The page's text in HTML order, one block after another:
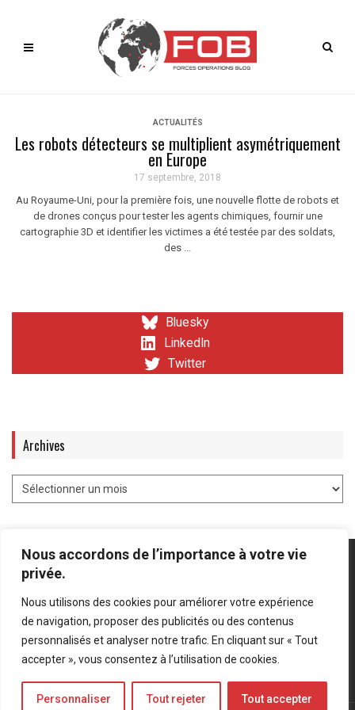
Nous accordons de l’importance à votre vie
privée.
Nous utilisons des cookies pour améliorer votre expérience
de navigation, proposer des publicités ou des contenus
personnalisés et analyser notre trafic. En cliquant sur « Tout
accepter », vous consentez à l’utilisation de cookies.
Personnaliser Tout rejeter Tout accepter
ACTUALITÉS
Les robots détecteurs se multiplient asymétriquement
en Europe
17 septembre, 2018
Au Royaume-Uni, pour la première fois, une nouvelle flotte de robots et
de drones conçus pour tester les agents chimiques, fournir une
cartographie 3D et identifier les victimes a été testée par des soldats,
des ...
Bluesky
LinkedIn
Twitter
Archives
Mentions légales Politique de confidentialité
Bluesky
LinkedIn
Twitter